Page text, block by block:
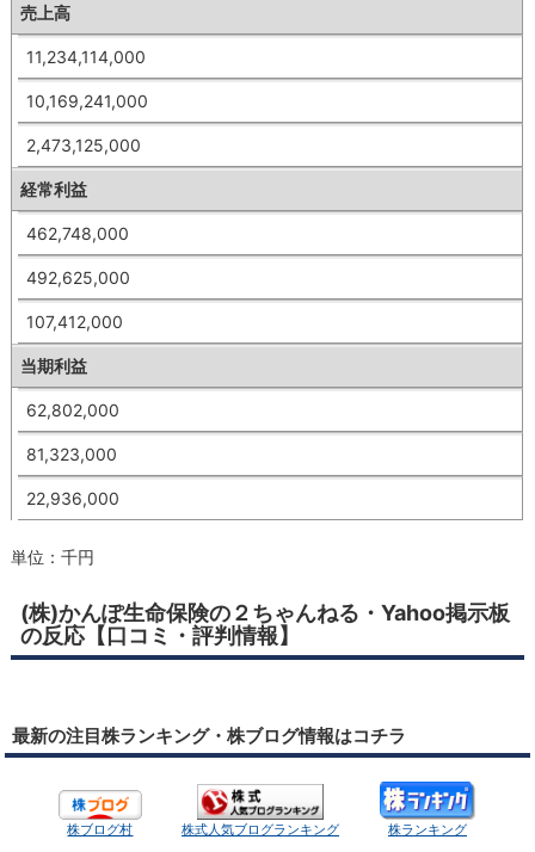
売上高
11,234,114,000
10,169,241,000
2,473,125,000
経常利益
462,748,000
492,625,000
107,412,000
当期利益
62,802,000
81,323,000
22,936,000
単位：千円
(株)かんぽ生命保険の２ちゃんねる・Yahoo掲示板
の反応【口コミ・評判情報】
最新の注目株ランキング・株ブログ情報はコチラ
株ブログ村 株式人気ブログランキング 株ランキング